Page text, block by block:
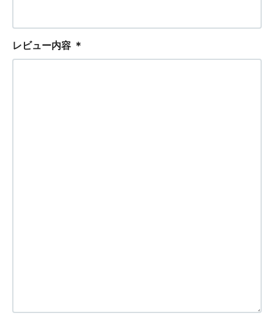
レビュー内容 ＊